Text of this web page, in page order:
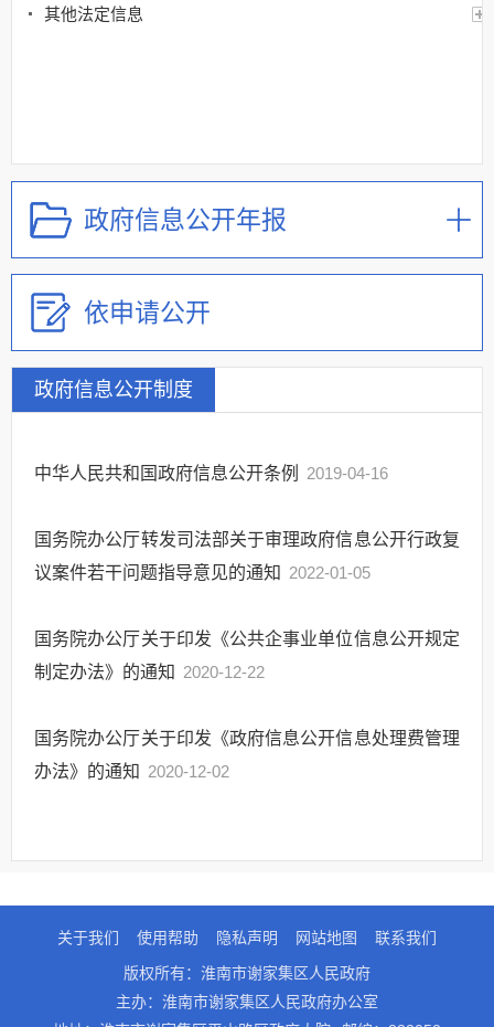
其他法定信息
政府信息公开年报
依申请公开
政府信息公开制度
中华人民共和国政府信息公开条例 2019-04-16
国务院办公厅转发司法部关于审理政府信息公开行政复
议案件若干问题指导意见的通知 2022-01-05
国务院办公厅关于印发《公共企事业单位信息公开规定
制定办法》的通知 2020-12-22
国务院办公厅关于印发《政府信息公开信息处理费管理
办法》的通知 2020-12-02
关于我们 使用帮助 隐私声明 网站地图
联系我们
版权所有：淮南市谢家集区人民政府
主办：淮南市谢家集区人民政府办公室